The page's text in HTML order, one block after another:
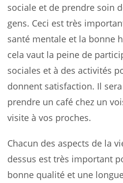
sociale et de prendre soin
gens. Ceci est très
santé mentale et la bonne
cela vaut la peine de
sociales et à des activités
donnent satisfaction. Il
prendre un café chez un
visite à vos proches.
Chacun des aspects de la
dessus est très important
bonne qualité et une